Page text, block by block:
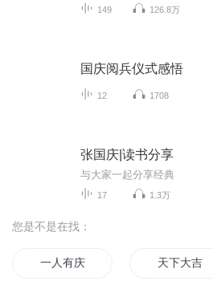
149 126.8万
国庆阅兵仪式感悟
12 1708
张国庆|读书分享
与大家一起分享经典
17 1.3万
您是不是在找：
一人有庆 天下大吉